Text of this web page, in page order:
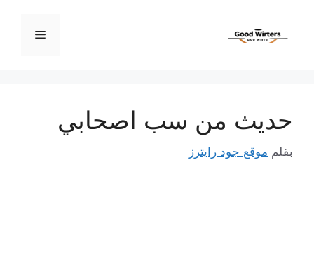
المحتوى
القائمة
حديث من سب اصحابي
بقلم موقع جود رايترز